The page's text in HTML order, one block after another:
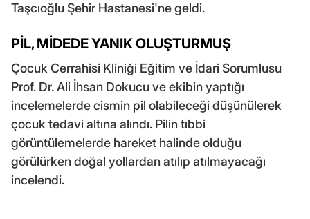
Taşcıoğlu Şehir Hastanesi'ne geldi.
PİL, MİDEDE YANIK OLUŞTURMUŞ
Çocuk Cerrahisi Kliniği Eğitim ve İdari Sorumlusu
Prof. Dr. Ali İhsan Dokucu ve ekibin yaptığı
incelemelerde cismin pil olabileceği düşünülerek
çocuk tedavi altına alındı. Pilin tıbbi
görüntülemelerde hareket halinde olduğu
görülürken doğal yollardan atılıp atılmayacağı
incelendi.